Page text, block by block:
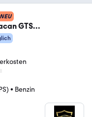
NEU
GTS
• Benzin